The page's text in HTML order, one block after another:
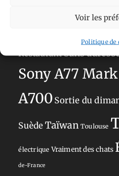
Voir les
Politique de
Olympus
RestaurantSans
Sony A77
A700 Sortie du
SuèdeTaïwan Toulouse
électrique Vraiment des chats
de-France